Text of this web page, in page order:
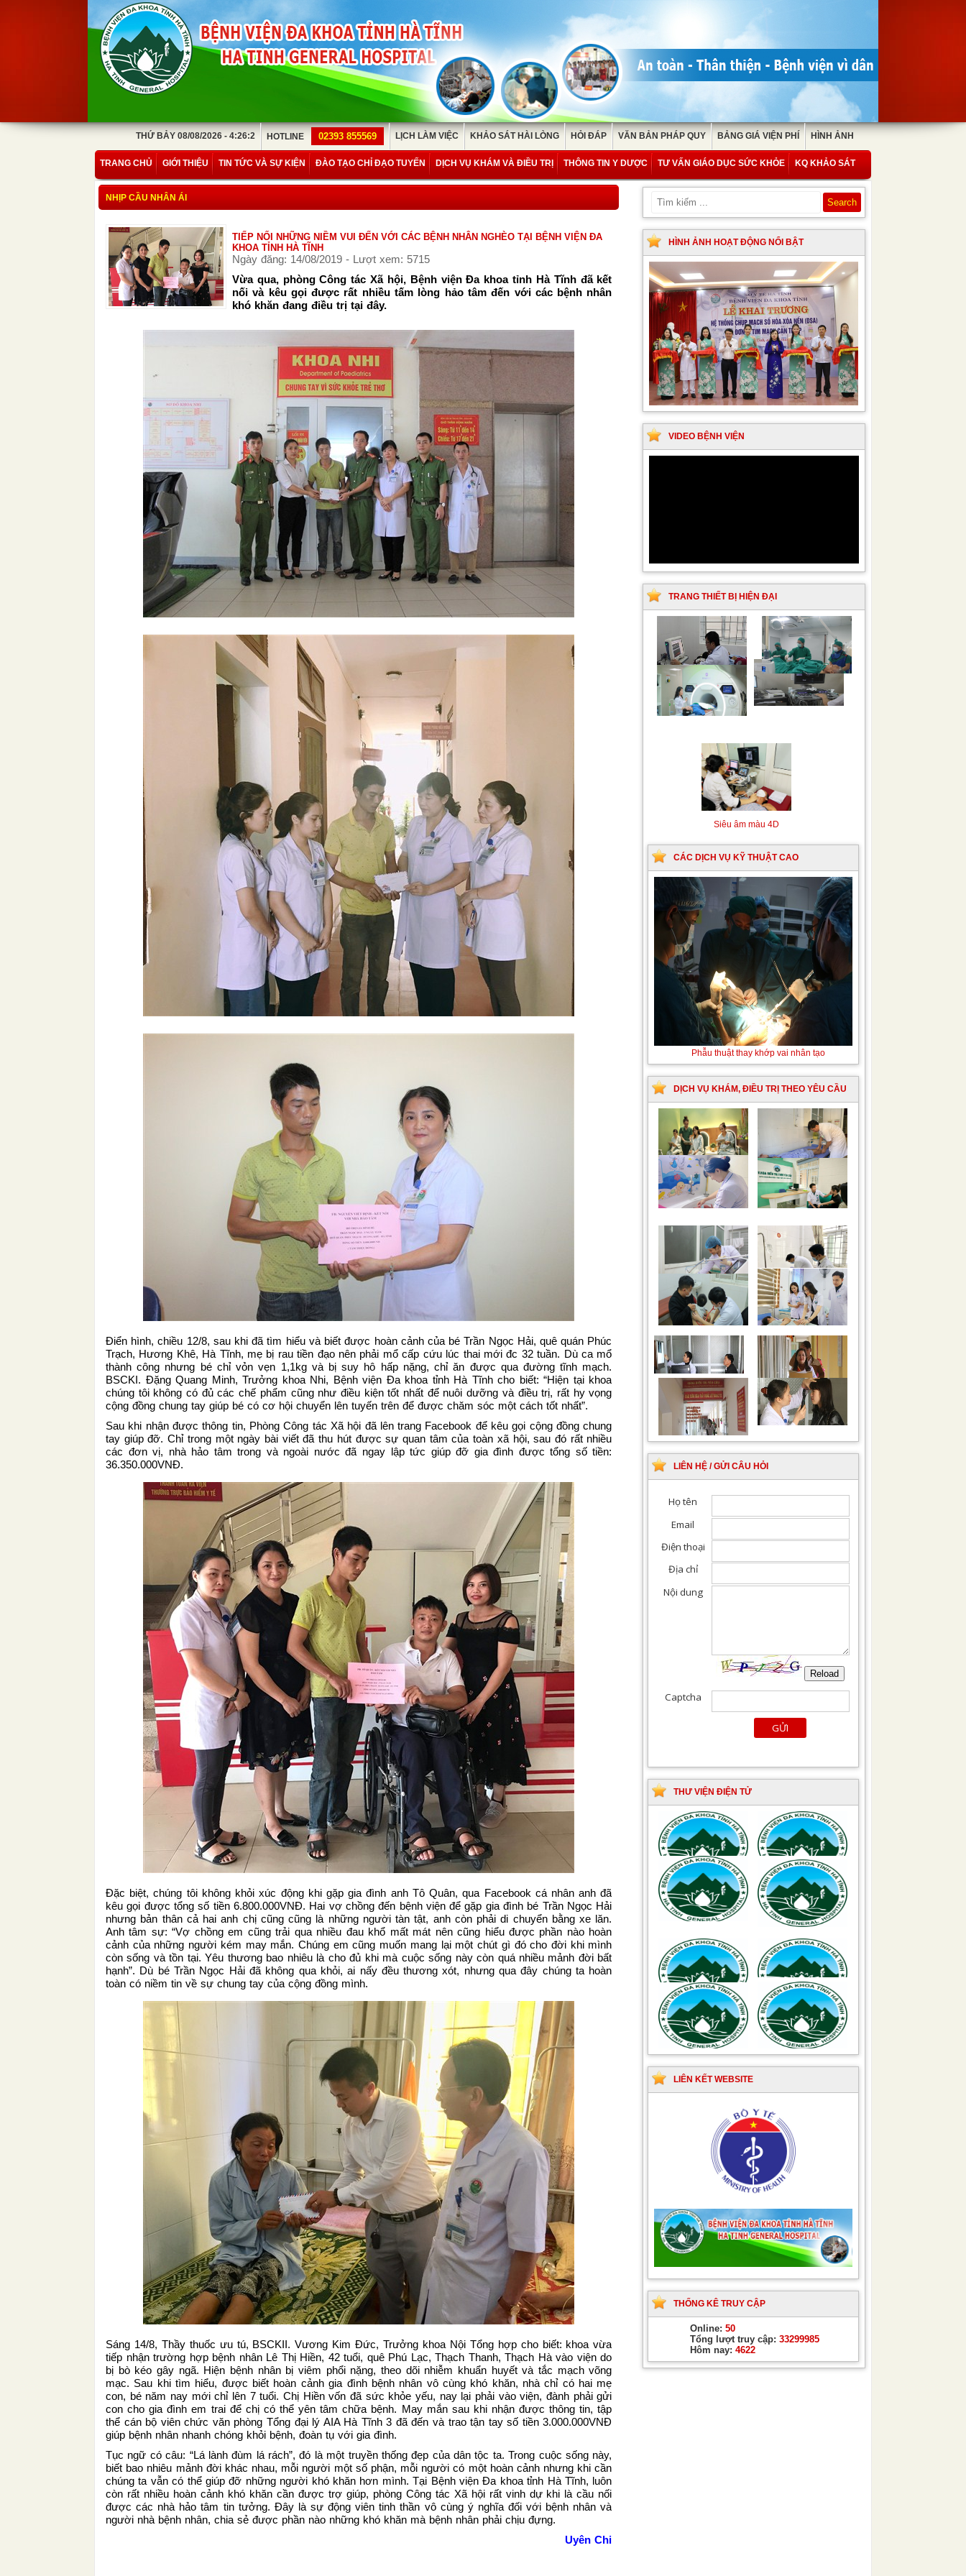
THỨ BẢY 08/08/2026 - 4:26:2 HOTLINE 02393 855569 LỊCH LÀM VIỆC KHẢO SÁT HÀI LÒNG HỎI ĐÁP VĂN BẢN PHÁP QUY BẢNG GIÁ VIỆN PHÍ HÌNH ẢNH
TRANG CHỦ GIỚI THIỆU TIN TỨC VÀ SỰ KIỆN ĐÀO TẠO CHỈ ĐẠO TUYẾN DỊCH VỤ KHÁM VÀ ĐIỀU TRỊ THÔNG TIN Y DƯỢC TƯ VẤN GIÁO DỤC SỨC KHỎE KQ KHẢO SÁT
NHỊP CẦU NHÂN ÁI
TIẾP NỐI NHỮNG NIỀM VUI ĐẾN VỚI CÁC BỆNH NHÂN NGHÈO TẠI BỆNH VIỆN ĐA
KHOA TỈNH HÀ TĨNH
Ngày đăng: 14/08/2019 - Lượt xem: 5715
Vừa qua, phòng Công tác Xã hội, Bệnh viện Đa khoa tỉnh Hà Tĩnh đã kết
nối và kêu gọi được rất nhiều tấm lòng hảo tâm đến với các bệnh nhân
khó khăn đang điều trị tại đây.
Điển hình, chiều 12/8, sau khi đã tìm hiểu và biết được hoàn cảnh của bé Trần Ngọc Hải, quê quán Phúc
Trạch, Hương Khê, Hà Tĩnh, mẹ bị rau tiền đạo nên phải mổ cấp cứu lúc thai mới đc 32 tuần. Dù ca mổ
thành công nhưng bé chỉ vỏn vẹn 1,1kg và bị suy hô hấp nặng, chỉ ăn được qua đường tĩnh mạch.
BSCKI. Đặng Quang Minh, Trưởng khoa Nhi, Bệnh viện Đa khoa tỉnh Hà Tĩnh cho biết: “Hiện tại khoa
chúng tôi không có đủ các chế phẩm cũng như điều kiện tốt nhất để nuôi dưỡng và điều trị, rất hy vọng
cộng đồng chung tay giúp bé có cơ hội chuyển lên tuyến trên để được chăm sóc một cách tốt nhất”.
Sau khi nhận được thông tin, Phòng Công tác Xã hội đã lên trang Facebook để kêu gọi cộng đồng chung
tay giúp đỡ. Chỉ trong một ngày bài viết đã thu hút được sự quan tâm của toàn xã hội, sau đó rất nhiều
các đơn vị, nhà hảo tâm trong và ngoài nước đã ngay lập tức giúp đỡ gia đình được tổng số tiền:
36.350.000VNĐ.
Đặc biệt, chúng tôi không khỏi xúc động khi gặp gia đình anh Tô Quân, qua Facebook cá nhân anh đã
kêu gọi được tổng số tiền 6.800.000VNĐ. Hai vợ chồng đến bệnh viện để gặp gia đình bé Trần Ngọc Hải
nhưng bản thân cả hai anh chị cũng cũng là những người tàn tật, anh còn phải di chuyển bằng xe lăn.
Anh tâm sự: “Vợ chồng em cũng trải qua nhiều đau khổ mất mát nên cũng hiểu được phần nào hoàn
cảnh của những người kém may mắn. Chúng em cũng muốn mang lại một chút gì đó cho đời khi mình
còn sống và tồn tại. Yêu thương bao nhiêu là cho đủ khi mà cuộc sống này còn quá nhiều mảnh đời bất
hạnh”. Dù bé Trần Ngọc Hải đã không qua khỏi, ai nấy đều thương xót, nhưng qua đây chúng ta hoàn
toàn có niềm tin về sự chung tay của cộng đồng mình.
Sáng 14/8, Thầy thuốc ưu tú, BSCKII. Vương Kim Đức, Trưởng khoa Nội Tổng hợp cho biết: khoa vừa
tiếp nhận trường hợp bệnh nhân Lê Thị Hiền, 42 tuổi, quê Phú Lạc, Thạch Thanh, Thạch Hà vào viện do
bị bò kéo gây ngã. Hiện bệnh nhân bị viêm phổi nặng, theo dõi nhiễm khuẩn huyết và tắc mạch võng
mạc. Sau khi tìm hiểu, được biết hoàn cảnh gia đình bệnh nhân vô cùng khó khăn, nhà chỉ có hai mẹ
con, bé năm nay mới chỉ lên 7 tuổi. Chị Hiền vốn đã sức khỏe yếu, nay lại phải vào viện, đành phải gửi
con cho gia đình em trai để chị có thể yên tâm chữa bệnh. May mắn sau khi nhận được thông tin, tập
thể cán bộ viên chức văn phòng Tổng đại lý AIA Hà Tĩnh 3 đã đến và trao tận tay số tiền 3.000.000VNĐ
giúp bệnh nhân nhanh chóng khỏi bệnh, đoàn tụ với gia đình.
Tục ngữ có câu: “Lá lành đùm lá rách”, đó là một truyền thống đẹp của dân tộc ta. Trong cuộc sống này,
biết bao nhiêu mảnh đời khác nhau, mỗi người một số phận, mỗi người có một hoàn cảnh nhưng khi cần
chúng ta vẫn có thể giúp đỡ những người khó khăn hơn mình. Tại Bệnh viện Đa khoa tỉnh Hà Tĩnh, luôn
còn rất nhiều hoàn cảnh khó khăn cần được trợ giúp, phòng Công tác Xã hội rất vinh dự khi là cầu nối
được các nhà hảo tâm tin tưởng. Đây là sự động viên tinh thần vô cùng ý nghĩa đối với bệnh nhân và
người nhà bệnh nhân, chia sẻ được phần nào những khó khăn mà bệnh nhân phải chịu đựng.
Uyên Chi
HÌNH ẢNH HOẠT ĐỘNG NỔI BẬT
VIDEO BỆNH VIỆN
TRANG THIẾT BỊ HIỆN ĐẠI
Siêu âm Doppler xuyên
sọ
Kỹ thuật chụp mạch máu
não bằng hệ thống chụp
Siêu âm màu 4D
CÁC DỊCH VỤ KỸ THUẬT CAO
Thay máu sơ sinh do bất đồng nhóm máu
DỊCH VỤ KHÁM, ĐIỀU TRỊ THEO YÊU CẦU
Trung tâm chăm sóc
mẹ bầu và sau sinh
Khám bệnh nhân mắc
các bệnh lý về xương,
khớp
Chiếu tia Plasma lạnh
hỗ trợ điều trị vết
thương
Khám bệnh nhân sau
phẫu thuật
Khám Ngoại khoa
Đội ngũ hướng dẫn
chuyên nghiệp, tận tình
LIÊN HỆ / GỬI CÂU HỎI
THƯ VIỆN ĐIỆN TỬ
Tài liệu Hướng dẫn
phòng ngừa nhiễm
khuẩn vết mổ
Hướng dẫn chẩn đoán
và điều trị một số bệnh
truyền nhiễm
Hướng dẫn quy trình kỹ
thuật Chuyên khoa
Phẫu thuật Tiết niệu
Hướng dẫn Quy trình
kỹ thuật Nhi khoa
LIÊN KẾT WEBSITE
THỐNG KÊ TRUY CẬP
Online: 50
Tổng lượt truy cập: 33299985
Hôm nay: 4622